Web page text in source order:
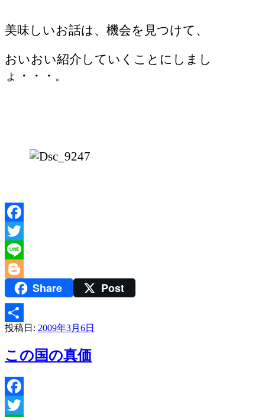
美味しいお話は、機会を見つけて、
おいおい紹介していくことにしまし
ょ・・・。
Facebook
Twitter
Line
BloggerShare Post
共
有
投稿日: 2009年3月6日
この国の真価
Facebook